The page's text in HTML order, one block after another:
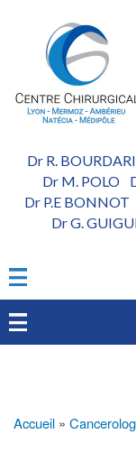
Dr R.
Dr M. POLO-
Dr P.E BONNOT
Dr G.
Accueil